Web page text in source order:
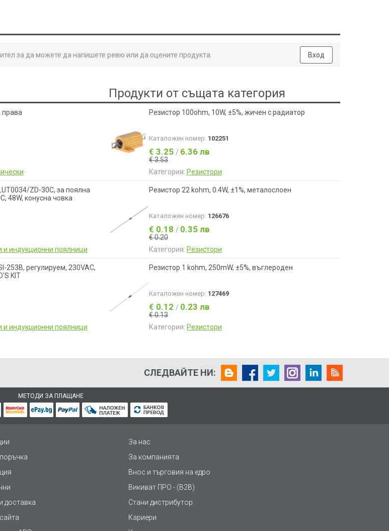
за да можете да напишете ревю или да оцените продукта. Вход
права
ZD-30C, за поялна
48W, конусна човка
и индукционни поялници
253B, регулируем, 230VAC,
KIT
и индукционни поялници
Продукти от същата категория
Резистор 100ohm, 10W, ±5%, жичен с радиатор
Каталожен номер: 102251
€ 3.25 / 6.36 лв
€ 3.53
Категория: Резистори
Резистор 22 kohm, 0.4W, ±1%, металослоен
Каталожен номер: 126676
€ 0.18 / 0.35 лв
€ 0.20
Категория: Резистори
Резистор 1 kohm, 250mW, ±5%, въглероден
Каталожен номер: 127469
€ 0.12 / 0.23 лв
€ 0.13
Категория: Резистори
СЛЕДВАЙТЕ НИ:
МЕТОДИ ЗА ПЛАЩАНЕ
За нас
поръчка
За компанията
Внос и търговия на едро
Викиват ПРО - (B2B)
доставка
Стани дистрибутор
Кариери